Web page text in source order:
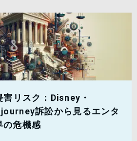
リスク：Disney・
訴訟から見るエンタ
の危機感